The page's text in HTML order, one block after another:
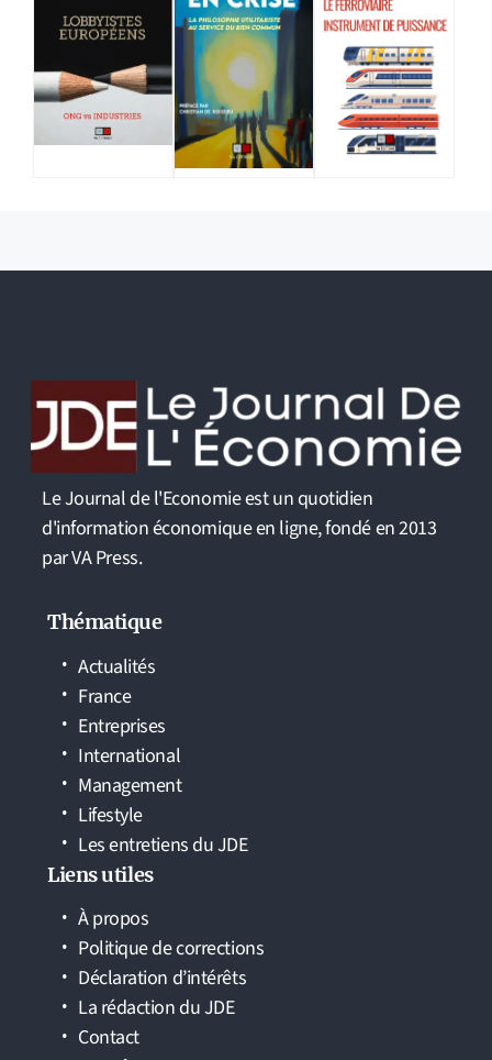
Le Journal de l'Economie est un quotidien
d'information économique en ligne, fondé en 2013
par VA Press.
Thématique
Actualités
France
Entreprises
International
Management
Lifestyle
Les entretiens du JDE
Liens utiles
À propos
Politique de corrections
Déclaration d’intérêts
La rédaction du JDE
Contact